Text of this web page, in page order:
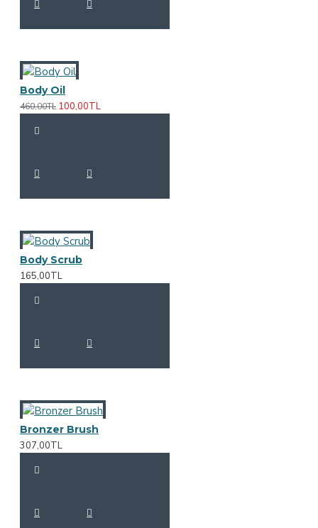
Body Oil
460,00TL 100,00TL
Body Scrub
165,00TL
Bronzer Brush
307,00TL